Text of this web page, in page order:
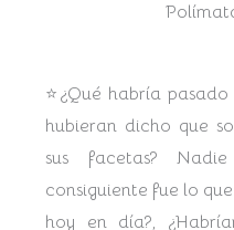
⭐¿Qué habría
hubieran dicho que
sus facetas?
consiguiente fue lo
hoy en día?,